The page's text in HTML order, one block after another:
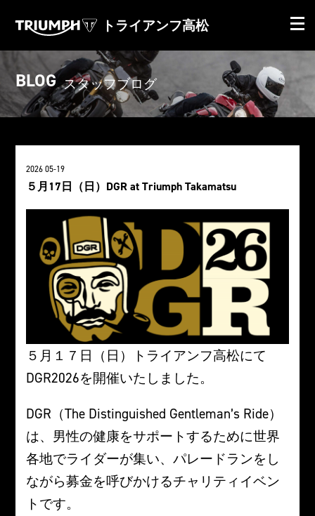
トライアンフ高松
BLOG スタッフブログ
2026 05-19
５月17日（日）DGR at Triumph Takamatsu
５月１７日（日）トライアンフ高松にて
DGR2026を開催いたしました。
DGR（The Distinguished Gentleman’s Ride）
は、男性の健康をサポートするために世界
各地でライダーが集い、パレードランをし
ながら募金を呼びかけるチャリティイベン
トです。